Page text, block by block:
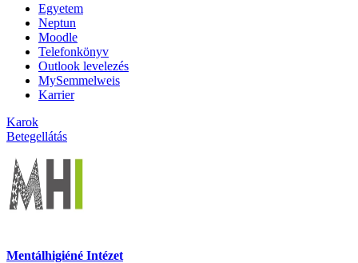
Egyetem
Neptun
Moodle
Telefonkönyv
Outlook levelezés
MySemmelweis
Karrier
Karok
Betegellátás
Mentálhigiéné Intézet